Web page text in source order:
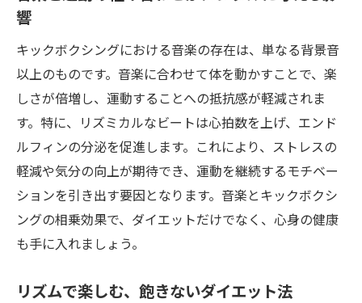
短時間で得られる高効率なカロリー消費
実証済みのダイエット効果とそのメカニズ
ム
全身運動が健康に与える長期的なメリット
キックボクシングがストレス解消に効果的
な理由
地元で始める新たな挑戦キックボクシングで筋
力向上と絆作り
筋力向上による日常生活の変化
響
キックボクシングにおける音楽の存在は、単なる背景音
以上のものです。音楽に合わせて体を動かすことで、楽
しさが倍増し、運動することへの抵抗感が軽減されま
す。特に、リズミカルなビートは心拍数を上げ、エンド
ルフィンの分泌を促進します。これにより、ストレスの
軽減や気分の向上が期待でき、運動を継続するモチベー
ションを引き出す要因となります。音楽とキックボクシ
ングの相乗効果で、ダイエットだけでなく、心身の健康
も手に入れましょう。
リズムで楽しむ、飽きないダイエット法